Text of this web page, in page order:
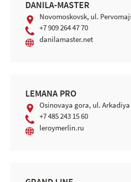
DANILA-MASTER
Novomoskovsk, ul.
+7 909 264 47 70
danilamaster.net
LEMANA PRO
Osinovaya gora, ul.
+7 485 243 15 60
leroymerlin.ru